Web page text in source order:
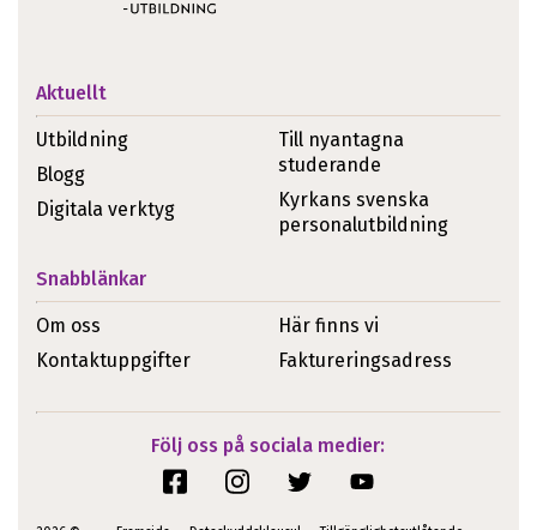
Aktuellt
Utbildning
Blogg
Digitala verktyg
Till nyantagna
studerande
Kyrkans svenska
personalutbildning
Snabblänkar
Om oss
Kontaktuppgifter
Här finns vi
Faktureringsadress
Följ oss på sociala medier: